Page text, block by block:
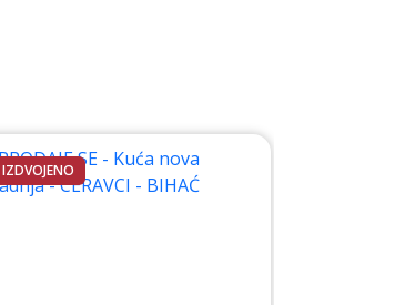
IZDVOJENO